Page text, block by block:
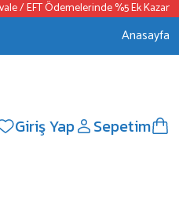
EFT Ödemelerinde %5 Ek Kazanç
Anasayfa
Giriş Yap Sepetim